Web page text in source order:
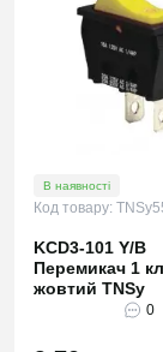
В наявності
Код товару:
KCD3-101 Y/B
Перемикач 1
жовтий TNSy
0